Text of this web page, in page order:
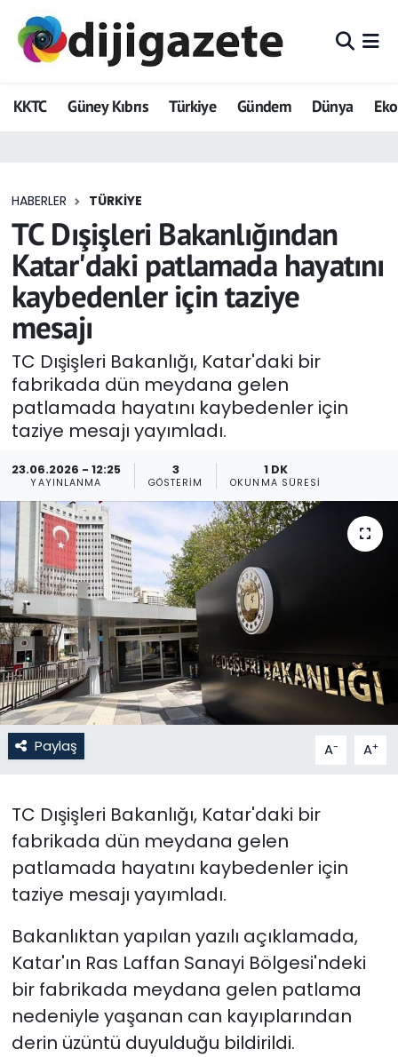
KKTC Güney Kıbrıs Türkiye Gündem Dünya
HABERLER TÜRKIYE
TC Dışişleri Bakanlığından
Katar'daki patlamada hayatını
kaybedenler için taziye
mesajı
TC Dışişleri Bakanlığı, Katar'daki bir
fabrikada dün meydana gelen
patlamada hayatını kaybedenler için
taziye mesajı yayımladı.
23.06.2026 - 12:25
YAYINLANMA
3
GÖSTERIM
1 DK
OKUNMA SÜRESI
Paylaş A- A+
TC Dışişleri Bakanlığı, Katar'daki bir
fabrikada dün meydana gelen
patlamada hayatını kaybedenler için
taziye mesajı yayımladı.
Bakanlıktan yapılan yazılı açıklamada,
Katar'ın Ras Laffan Sanayi Bölgesi'ndeki
bir fabrikada meydana gelen patlama
nedeniyle yaşanan can kayıplarından
derin üzüntü duyulduğu bildirildi.
ADVERTORIAL
Dijigazete
Eğitim
Ekonomi
Foto Galeri
GEZİ
Güncel
Gündem
KKTC
KKTC YEREL SEÇİM 2018
Kültür Sanat
Magazin
Moda
Nöbetçi Eczaneler
Otomobil Dünyası
SAĞLIK
Teknoloji
TÜRKiYE
Video Galeri
Hava Durumu
Trafik Durumu
Tüm Manşetler
Son Dakika Haberleri
Haber Arşivi